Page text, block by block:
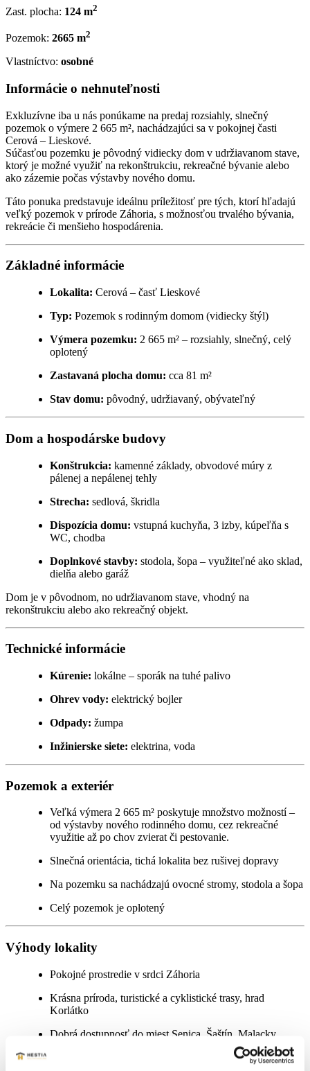
Zast. plocha: 124 m2
Pozemok: 2665 m2
Vlastníctvo: osobné
Informácie o nehnuteľnosti
Exkluzívne iba u nás ponúkame na predaj rozsiahly, slnečný
pozemok o výmere 2 665 m², nachádzajúci sa v pokojnej časti
Cerová – Lieskové.
Súčasťou pozemku je pôvodný vidiecky dom v udržiavanom stave,
ktorý je možné využiť na rekonštrukciu, rekreačné bývanie alebo
ako zázemie počas výstavby nového domu.
Táto ponuka predstavuje ideálnu príležitosť pre tých, ktorí hľadajú
veľký pozemok v prírode Záhoria, s možnosťou trvalého bývania,
rekreácie či menšieho hospodárenia.
Základné informácie
Lokalita: Cerová – časť Lieskové
Typ: Pozemok s rodinným domom (vidiecky štýl)
Výmera pozemku: 2 665 m² – rozsiahly, slnečný, celý
oplotený
Zastavaná plocha domu: cca 81 m²
Stav domu: pôvodný, udržiavaný, obývateľný
Dom a hospodárske budovy
Konštrukcia: kamenné základy, obvodové múry z
pálenej a nepálenej tehly
Strecha: sedlová, škridla
Dispozícia domu: vstupná kuchyňa, 3 izby, kúpeľňa s
WC, chodba
Doplnkové stavby: stodola, šopa – využiteľné ako sklad,
dielňa alebo garáž
Dom je v pôvodnom, no udržiavanom stave, vhodný na
rekonštrukciu alebo ako rekreačný objekt.
Technické informácie
Kúrenie: lokálne – sporák na tuhé palivo
Ohrev vody: elektrický bojler
Odpady: žumpa
Inžinierske siete: elektrina, voda
Pozemok a exteriér
Veľká výmera 2 665 m² poskytuje množstvo možností –
od výstavby nového rodinného domu, cez rekreačné
využitie až po chov zvierat či pestovanie.
Slnečná orientácia, tichá lokalita bez rušivej dopravy
Na pozemku sa nachádzajú ovocné stromy, stodola a šopa
Celý pozemok je oplotený
Výhody lokality
Pokojné prostredie v srdci Záhoria
Krásna príroda, turistické a cyklistické trasy, hrad
Korlátko
Dobrá dostupnosť do miest Senica, Šaštín, Malacky
Ideálne miesto pre stavbu rodinného domu, chalupy alebo